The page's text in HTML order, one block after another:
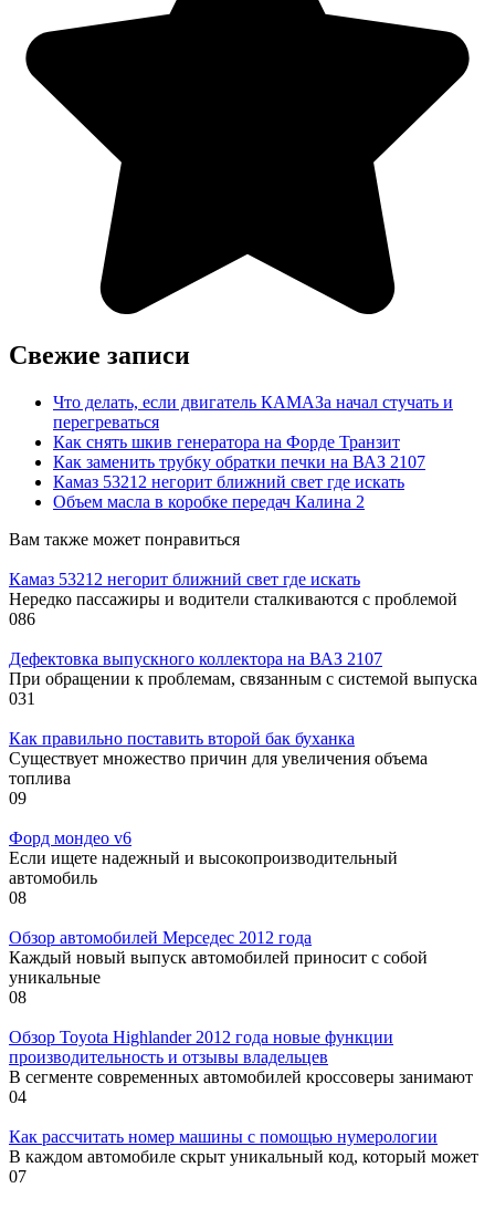
Свежие записи
Что делать, если двигатель КАМАЗа начал стучать и
перегреваться
Как снять шкив генератора на Форде Транзит
Как заменить трубку обратки печки на ВАЗ 2107
Камаз 53212 негорит ближний свет где искать
Объем масла в коробке передач Калина 2
Вам также может понравиться
Камаз 53212 негорит ближний свет где искать
Нередко пассажиры и водители сталкиваются с проблемой
086
Дефектовка выпускного коллектора на ВАЗ 2107
При обращении к проблемам, связанным с системой выпуска
031
Как правильно поставить второй бак буханка
Существует множество причин для увеличения объема
топлива
09
Форд мондео v6
Если ищете надежный и высокопроизводительный
автомобиль
08
Обзор автомобилей Мерседес 2012 года
Каждый новый выпуск автомобилей приносит с собой
уникальные
08
Обзор Toyota Highlander 2012 года новые функции
производительность и отзывы владельцев
В сегменте современных автомобилей кроссоверы занимают
04
Как рассчитать номер машины с помощью нумерологии
В каждом автомобиле скрыт уникальный код, который может
07